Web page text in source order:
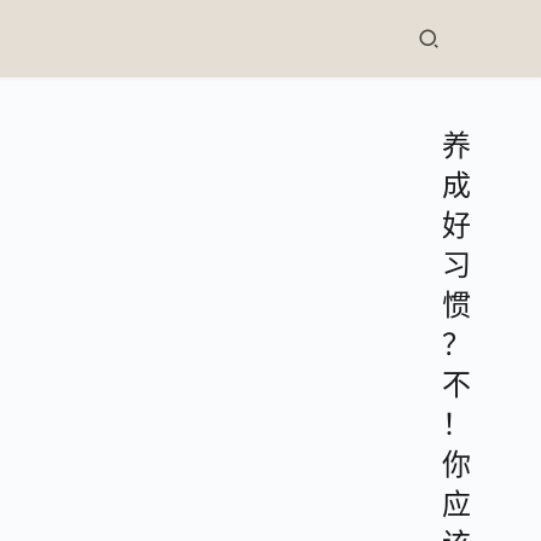
养
成
好
习
惯
？
不
！
你
应